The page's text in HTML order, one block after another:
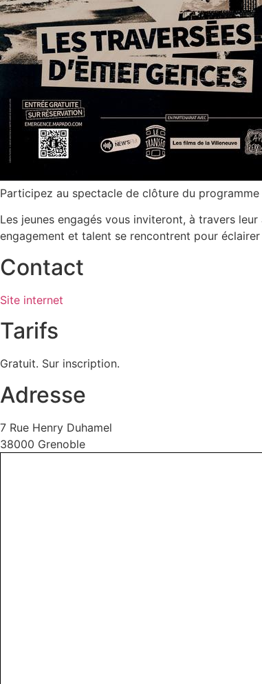
Participez au spectacle de clôture du
Les jeunes engagés vous inviteront, à travers
engagement et talent se rencontrent pour
Contact
Site internet
Tarifs
Gratuit. Sur inscription.
Adresse
7 Rue Henry Duhamel
38000 Grenoble